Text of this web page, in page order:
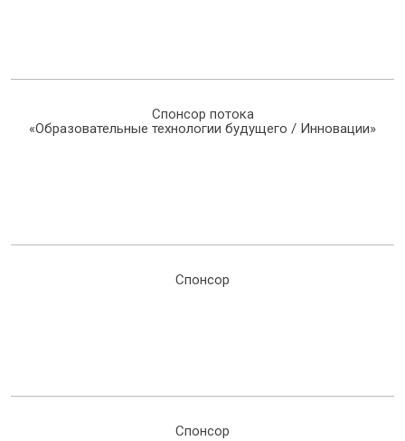
Спонсор потока
«Образовательные технологии будущего / Инновации»
Спонсор
Спонсор